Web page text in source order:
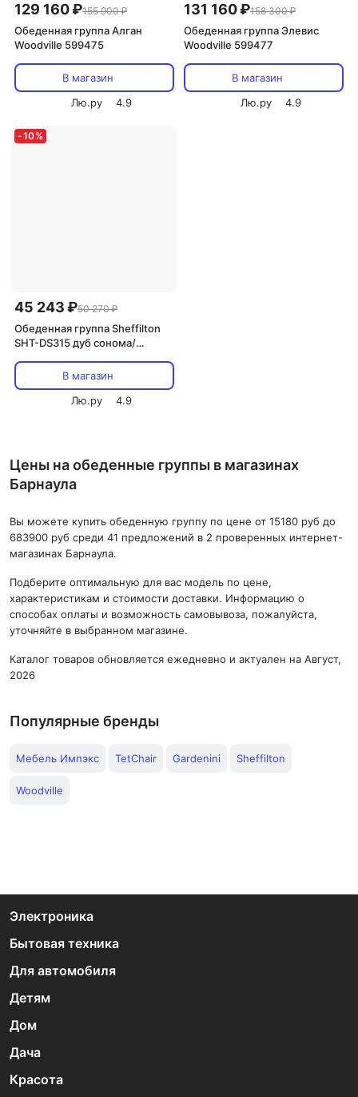
129 160 ₽155 900 ₽
Обеденная группа Алган
Woodville 599475
В магазин
Лю.ру
4.9
131 160 ₽158 300 ₽
Обеденная группа Элевис
Woodville 599477
В магазин
Лю.ру
4.9
-10%
45 243 ₽50 270 ₽
Обеденная группа Sheffilton
SHT-DS315 дуб сонома/
орех 5157846602
В магазин
Лю.ру
4.9
Цены на обеденные группы в магазинах
Барнаула
Вы можете купить обеденную группу по цене от 15180 руб до
683900 руб среди 41 предложений в 2 проверенных интернет-
магазинах Барнаула.
Подберите оптимальную для вас модель по цене,
характеристикам и стоимости доставки. Информацию о
способах оплаты и возможность самовывоза, пожалуйста,
уточняйте в выбранном магазине.
Каталог товаров обновляется ежедневно и актуален на Август,
2026
Популярные бренды
Мебель Импэкс TetChair Gardenini Sheffilton
Woodville
Электроника
Бытовая техника
Для автомобиля
Детям
Дом
Дача
Красота